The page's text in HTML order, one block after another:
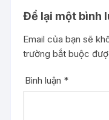
Để lại một bình
Email của bạn sẽ
trường bắt buộc
Bình luận *